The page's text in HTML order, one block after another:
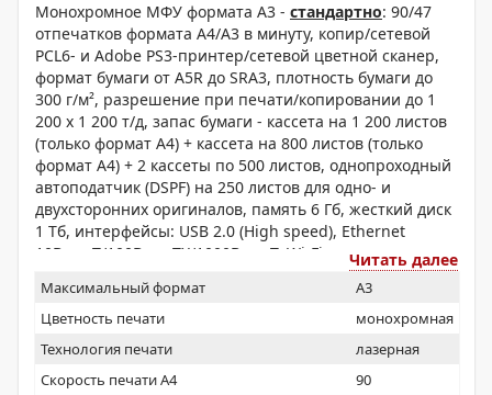
Монохромное МФУ формата A3 - стандартно: 90/47
отпечатков формата A4/A3 в минуту, копир/сетевой
PCL6- и Adobe PS3-принтер/сетевой цветной сканер,
формат бумаги от A5R до SRA3, плотность бумаги до
300 г/м², разрешение при печати/копировании до 1
200 х 1 200 т/д, запас бумаги - кассета на 1 200 листов
(только формат A4) + кассета на 800 листов (только
формат A4) + 2 кассеты по 500 листов, однопроходный
автоподатчик (DSPF) на 250 листов для одно- и
двухсторонних оригиналов, память 6 Гб, жесткий диск
1 Тб, интерфейсы: USB 2.0 (High speed), Ethernet
10Base-T/100Base-TX/1000Base-T, Wi-Fi
Читать далее
Максимальный формат
A3
Цветность печати
монохромная
Технология печати
лазерная
Скорость печати А4
90